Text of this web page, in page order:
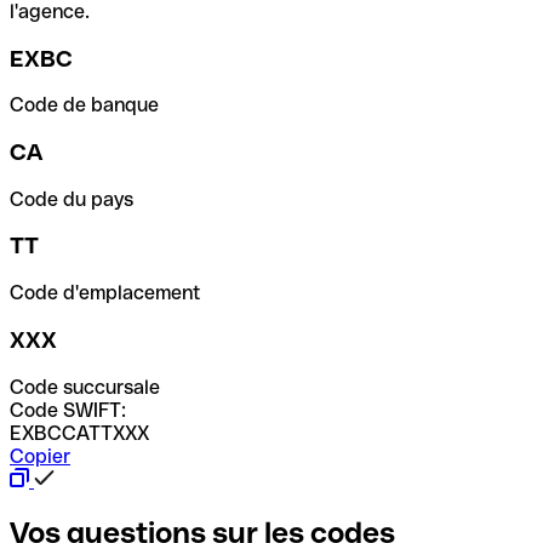
l'agence.
EXBC
Code de banque
CA
Code du pays
TT
Code d'emplacement
XXX
Code succursale
Code SWIFT:
EXBCCATTXXX
Copier
Vos questions sur les codes